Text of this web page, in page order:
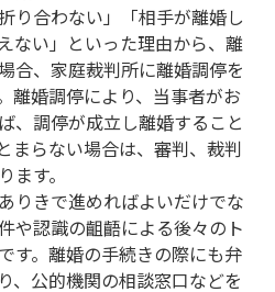
り合わない」「相手が離婚し
ない」といった理由から、離
合、家庭裁判所に離婚調停を
離婚調停により、当事者がお
、調停が成立し離婚すること
まらない場合は、審判、裁判
ます。
りきで進めればよいだけでな
や認識の齟齬による後々のト
す。離婚の手続きの際にも弁
、公的機関の相談窓口などを